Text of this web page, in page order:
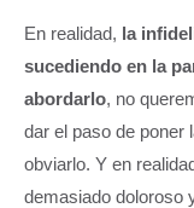
En realidad, la
sucediendo en la
abordarlo, no
dar el paso de poner
obviarlo. Y en
demasiado doloroso